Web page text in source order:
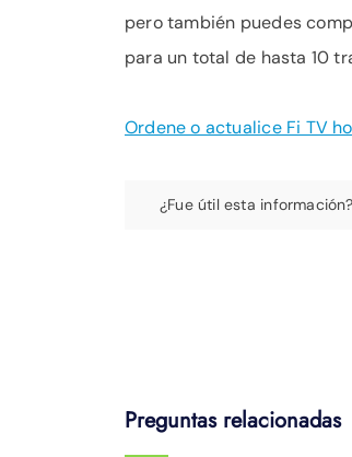
pero también puedes
para un total de hasta 10
Ordene o actualice Fi TV
¿Fue útil esta información?
Preguntas relacionadas